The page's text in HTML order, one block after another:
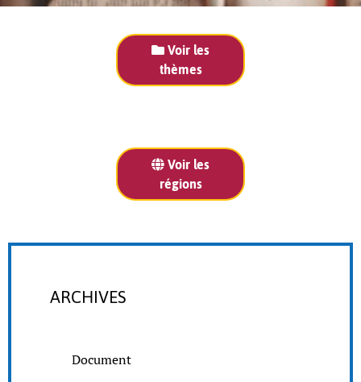
Voir les
thèmes
Voir les
régions
ARCHIVES
Document